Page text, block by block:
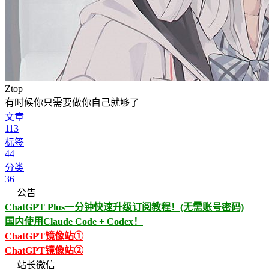
Ztop
有时候你只需要做你自己就够了
文章
113
标签
44
分类
36
公告
ChatGPT Plus一分钟快速升级订阅教程！(无需账号密码)
国内使用Claude Code + Codex！
ChatGPT镜像站①
ChatGPT镜像站②
站长微信